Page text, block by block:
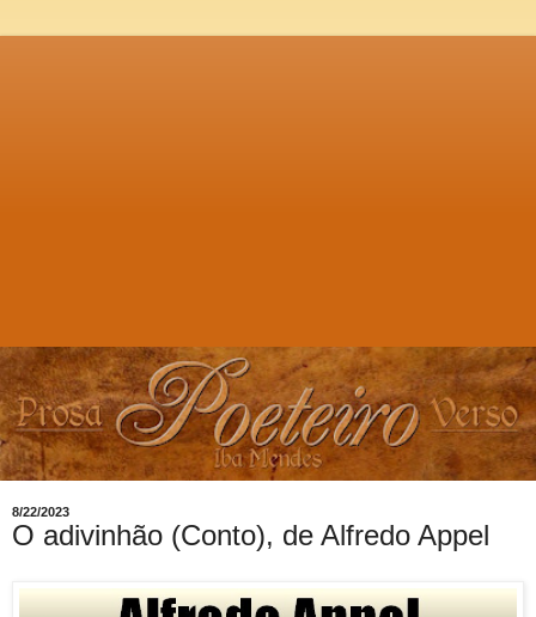
8/22/2023
O adivinhão (Conto), de Alfredo Appel